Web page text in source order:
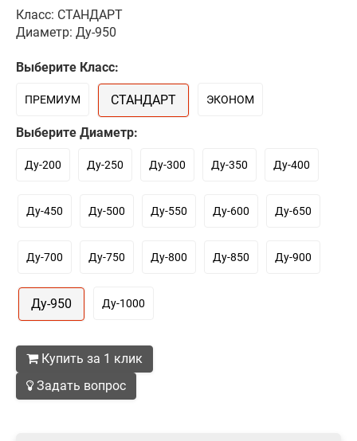
Класс: СТАНДАРТ
Диаметр: Ду-950
Выберите Класс:
ПРЕМИУМ СТАНДАРТ ЭКОНОМ
Выберите Диаметр:
Ду-200 Ду-250 Ду-300 Ду-350 Ду-400
Ду-450 Ду-500 Ду-550 Ду-600 Ду-650
Ду-700 Ду-750 Ду-800 Ду-850 Ду-900
Ду-950 Ду-1000
Купить за 1 клик
Задать вопрос